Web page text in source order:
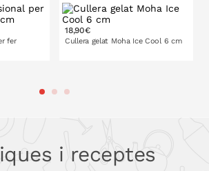
fer
18,90€
Cullera gelat Moha Ice Cool 6 cm
i receptes